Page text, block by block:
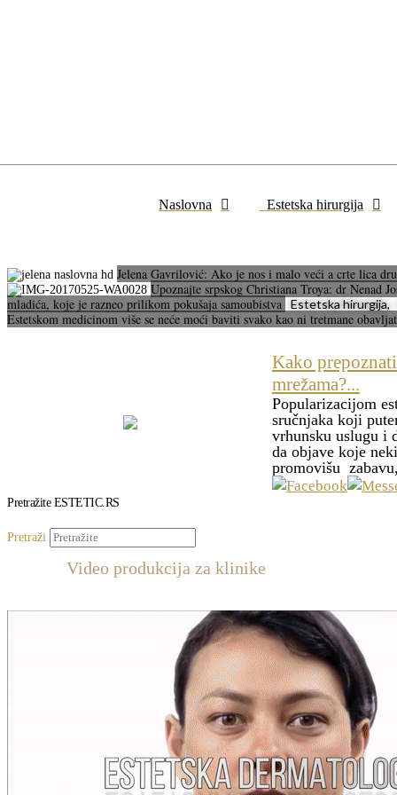
Naslovna Estetska hirurgija
Jelena Gavrilović: Ako je nos i malo veći a crte lica
Upoznajte srpskog Christiana Troya: dr Nenad
mladića, koje je razneo prilikom pokušaja samoubistva Estetska hirurgija,
Estetskom medicinom više se neće moći baviti svako kao ni tretmane
Kako
mrežama?...
Popularizacijom
sručnjaka koji
vrhunsku uslugu i
da objave koje
promovišu
Pretražite ESTETIC.RS
Pretraži
Video produkcija za klinike